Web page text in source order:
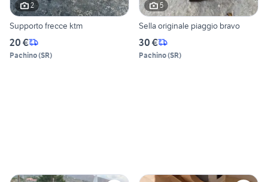
2
Supporto frecce ktm
20 €
Pachino(SR)
5
Sella originale piaggio bravo
30 €
Pachino(SR)